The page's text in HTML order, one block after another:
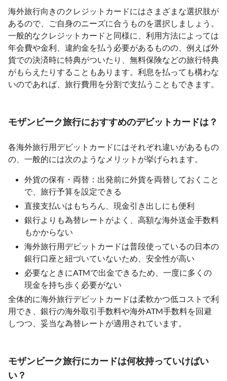
海外旅行向きのクレジットカードにはさまざまな選択肢が
あるので、ご自身のニーズに合うものを選択しましょう。
一般的なクレジットカードと同様に、利用方法によっては
年会費や金利、違約金を払う必要があるものの、例えば外
貨での決済時に特典がついたり、無料保険などの旅行特典
がもらえたりすることもあります。利息を払っても構わな
いのであれば、旅行費用を分割で支払うこともできます。
モザンビーク旅行におすすめのデビットカードは？
各海外旅行用デビットカードにはそれぞれ違いがあるもの
の、一般的には次のようなメリットが挙げられます。
外貨の保有・両替：出発前に外貨を両替しておくこと
で、旅行予算を設定できる
直接支払いはもちろん、現金引き出しにも便利
銀行よりも為替レートがよく、高額な海外送金手数料
もかからない
海外旅行用デビットカードは普段使っているの日本の
銀行口座と紐づいていないため、安全性が高い
必要なときにATMで出金できるため、一度に多くの
現金を持ち歩く必要がない
全体的に海外旅行デビットカードは柔軟かつ低コストで利
用でき、銀行の海外取引手数料や海外ATM手数料を回避
しつつ、妥当な為替レートが適用されています。
モザンビーク旅行にカードは何枚持っていけばい
い？